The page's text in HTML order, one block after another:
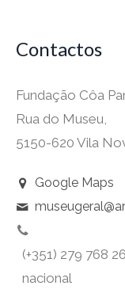
Contactos
Fundação Côa
Rua do Museu,
5150-620 Vila
Google Maps
(+351) 279 768
nacional